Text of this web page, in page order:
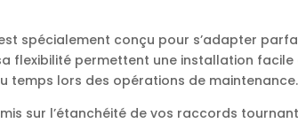
spécialement conçu pour s’adapter
flexibilité permettent une installation
temps lors des opérations de maintenance.
sur l’étanchéité de vos raccords